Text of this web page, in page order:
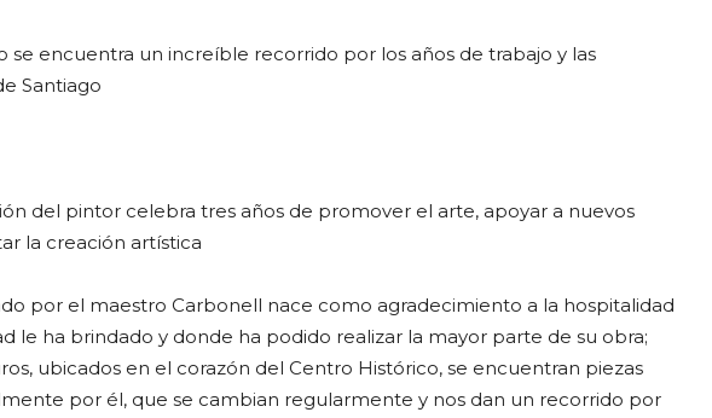
se encuentra un increíble recorrido por los años de trabajo y las
Santiago
del pintor celebra tres años de promover el arte, apoyar a nuevos
la creación artística
por el maestro Carbonell nace como agradecimiento a la hospitalidad
le ha brindado y donde ha podido realizar la mayor parte de su obra;
ubicados en el corazón del Centro Histórico, se encuentran piezas
por él, que se cambian regularmente y nos dan un recorrido por